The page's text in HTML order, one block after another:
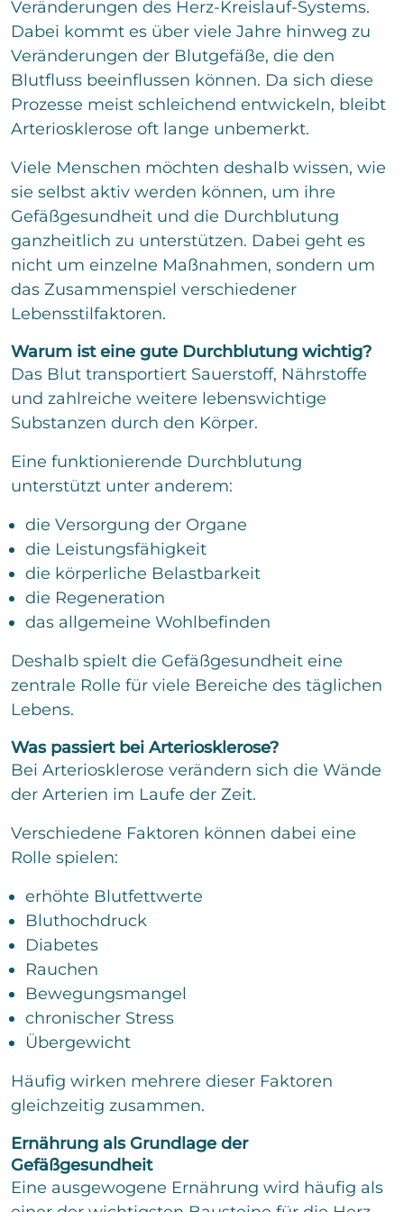
e
x
t
n
m
e
n
t
a
r
o
d
e
r
a
c
h
r
i
c
t
8 * 14 =
Senden
Veränderungen des Herz-Kreislauf-Systems.
Dabei kommt es über viele Jahre hinweg zu
Veränderungen der Blutgefäße, die den
Blutfluss beeinflussen können. Da sich diese
Prozesse meist schleichend entwickeln, bleibt
Arteriosklerose oft lange unbemerkt.
Viele Menschen möchten deshalb wissen, wie
sie selbst aktiv werden können, um ihre
Gefäßgesundheit und die Durchblutung
ganzheitlich zu unterstützen. Dabei geht es
nicht um einzelne Maßnahmen, sondern um
das Zusammenspiel verschiedener
Lebensstilfaktoren.
Warum ist eine gute Durchblutung wichtig?
Das Blut transportiert Sauerstoff, Nährstoffe
und zahlreiche weitere lebenswichtige
Substanzen durch den Körper.
Eine funktionierende Durchblutung
unterstützt unter anderem:
die Versorgung der Organe
die Leistungsfähigkeit
die körperliche Belastbarkeit
die Regeneration
das allgemeine Wohlbefinden
Deshalb spielt die Gefäßgesundheit eine
zentrale Rolle für viele Bereiche des täglichen
Lebens.
Was passiert bei Arteriosklerose?
Bei Arteriosklerose verändern sich die Wände
der Arterien im Laufe der Zeit.
Verschiedene Faktoren können dabei eine
Rolle spielen:
erhöhte Blutfettwerte
Bluthochdruck
Diabetes
Rauchen
Bewegungsmangel
chronischer Stress
Übergewicht
Häufig wirken mehrere dieser Faktoren
gleichzeitig zusammen.
Ernährung als Grundlage der
Gefäßgesundheit
Eine ausgewogene Ernährung wird häufig als